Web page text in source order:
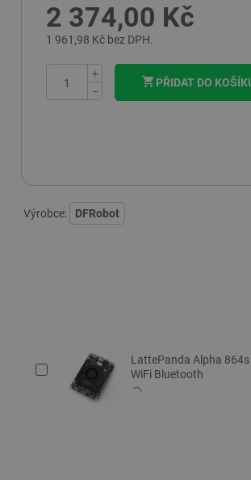
2 374,00 Kč
1 961,98 Kč bez DPH.
+
−
PŘIDAT DO
Výrobce: DFRobot
LattePanda Alpha 864s
WiFi Bluetooth